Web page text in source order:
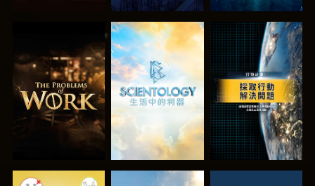
探索系列節目 探索系列節目 觀看